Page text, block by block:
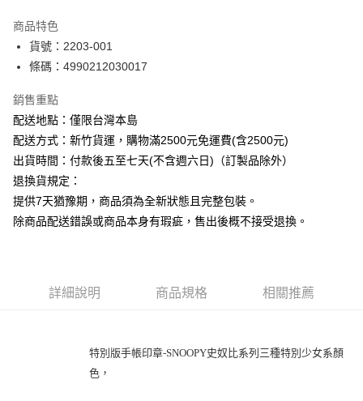
悠遊付
ATM付款
運送方式
下單前請先詢問庫存
每筆NT$130，滿NT$2,500(含以上)免運費
商品特色
貨號：2203-001
條碼：4990212030017
銷售重點
配送地點：僅限台灣本島
配送方式：新竹貨運，購物滿2500元免運費(含2500元)
出貨時間：付款後五至七天(不含週六日)（訂製品除外）
退換貨規定：
提供7天猶豫期，商品須為全新狀態且完整包裝。
除商品配送錯誤或商品本身有瑕疵，售出後概不接受退換。
詳細說明 商品規格 相關推薦
特別版手帳印章-SNOOPY史奴比系列三種特別少女系顏
色，